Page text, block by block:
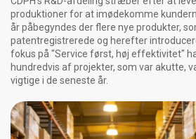
produktioner for at imødekomme
år påbegyndes der flere nye produkter,
patentregistrerede og herefter
fokus på "Service først, høj effektivitet"
hundredvis af projekter, som var akutte,
vigtige i de seneste år.